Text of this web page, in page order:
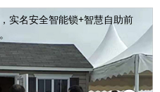
实名安全智能锁+智慧自助前